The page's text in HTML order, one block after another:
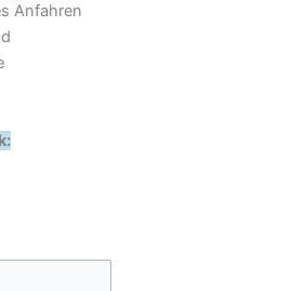
Anfahren